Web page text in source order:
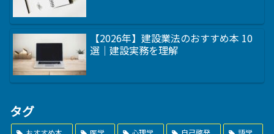
【2026年】建設業法のおすすめ本 10
選｜建設実務を理解
タグ